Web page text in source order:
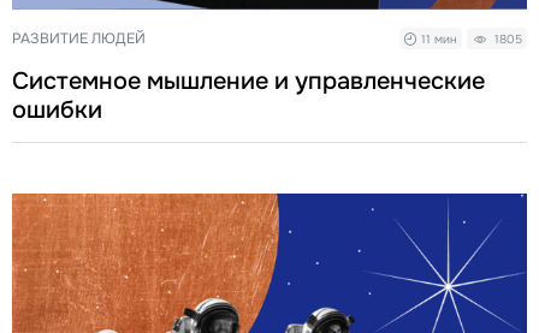
РАЗВИТИЕ ЛЮДЕЙ 11 мин 1805
Системное мышление и управленческие
ошибки